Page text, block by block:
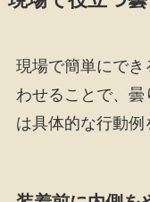
現場で簡単にで
わせることで、
は具体的な行動例